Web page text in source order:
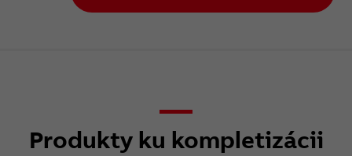
Produkty ku kompletizácii